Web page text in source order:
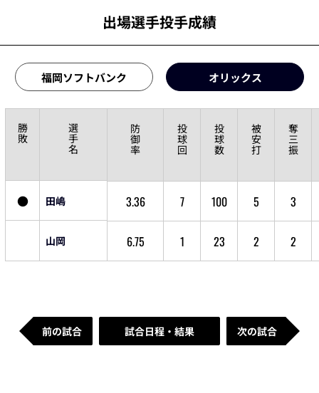
出場選手投手成績
福岡ソフトバンク オリックス
勝
敗
選
手
名
防
御
率
投
球
回
投
球
数
被
安
打
奪
三
振
● 田嶋 3.36 7 100 5 3
山岡 6.75 1 23 2 2
前の試合 試合日程・結果 次の試合